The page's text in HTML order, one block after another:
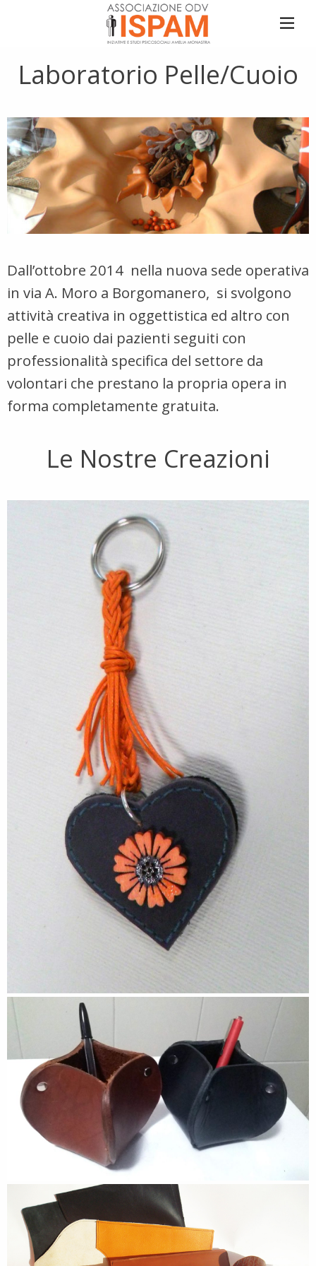
Laboratorio Pelle/Cuoio
Dall’ottobre 2014 nella nuova sede operativa
in via A. Moro a Borgomanero, si svolgono
attività creativa in oggettistica ed altro con
pelle e cuoio dai pazienti seguiti con
professionalità specifica del settore da
volontari che prestano la propria opera in
forma completamente gratuita.
Le Nostre Creazioni